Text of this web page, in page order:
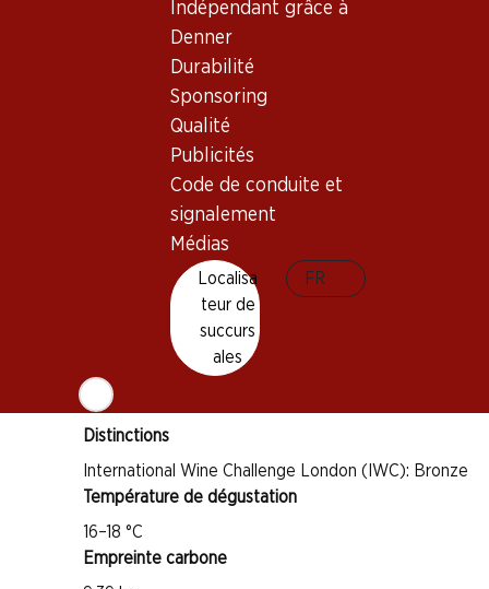
Indépendant grâce à
Denner
Durabilité
Sponsoring
Qualité
Publicités
Code de conduite et
signalement
Médias
Localisa
teur de
succurs
ales
FR
Bon à savoir
Cabernet Sauvignon
Cabernet Franc
5–10 ans
Distinctions
International Wine Challenge London (IWC): Bronze
Température de dégustation
16–18 °C
Empreinte carbone